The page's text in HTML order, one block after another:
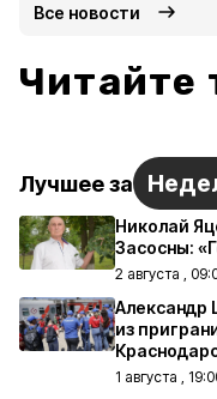
Все новости
Читайте
Лучшее за
Николай
Засосны:
2 августа ,
Александр
из
1 августа ,